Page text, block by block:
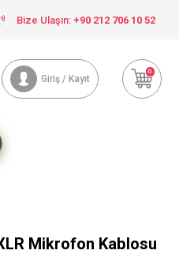
Bize Ulaşın: +90 212 706 10 52
Giriş / Kayıt
0
Mikrofon Kablosu